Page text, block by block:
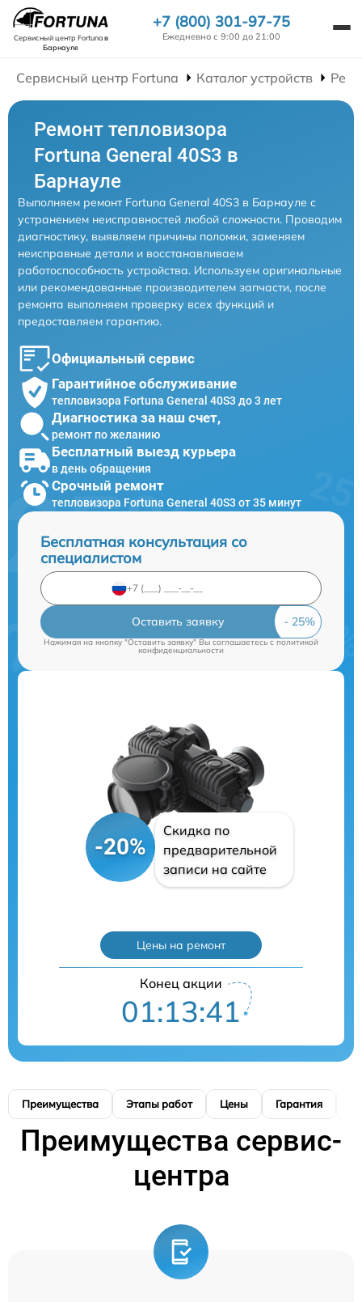
Сервисный центр Fortunaв
Барнауле
+7 (800) 301-97-75
Ежедневно с 9:00 до 21:00
Сервисный центр Fortuna Каталог устройств
Ремонт тепловизора
Fortuna General 40S3 в
Барнауле
Выполняем ремонт Fortuna General 40S3 в Барнауле с
устранением неисправностей любой сложности. Проводим
диагностику, выявляем причины поломки, заменяем
неисправные детали и восстанавливаем
работоспособность устройства. Используем оригинальные
или рекомендованные производителем запчасти, после
ремонта выполняем проверку всех функций и
предоставляем гарантию.
Официальный сервис
Гарантийное обслуживание
тепловизора Fortuna General 40S3 до 3 лет
Диагностика за наш счет,
ремонт по желанию
Бесплатный выезд курьера
в день обращения
Срочный ремонт
тепловизора Fortuna General 40S3 от 35 минут
Бесплатная консультация со
специалистом
Оставить заявку
Нажимая на кнопку "Оставить заявку" Вы соглашаетесь cполитикой
конфиденциальности
-20%
Скидка по
предварительной
записи на сайте
Цены на ремонт
Конец акции
01:13:40
Преимущества Этапы работ Цены Гарантия
Преимущества сервис-
центра